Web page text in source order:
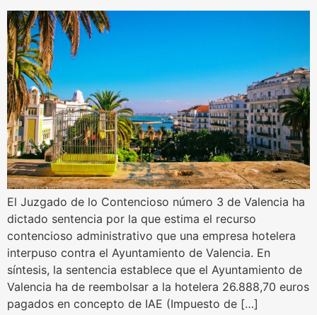
El Juzgado de lo Contencioso número 3 de Valencia ha
dictado sentencia por la que estima el recurso
contencioso administrativo que una empresa hotelera
interpuso contra el Ayuntamiento de Valencia. En
síntesis, la sentencia establece que el Ayuntamiento de
Valencia ha de reembolsar a la hotelera 26.888,70 euros
pagados en concepto de IAE (Impuesto de […]